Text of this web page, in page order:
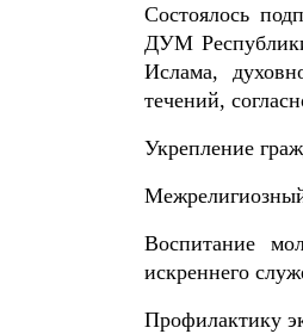
Состоялось
ДУМ Республики
Ислама,
течений,
Укрепление
Воспитание
искреннего
Профилактику